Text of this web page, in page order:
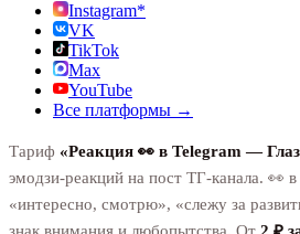
Instagram*
VK
TikTok
Max
YouTube
Все платформы →
Тариф «Реакция 👀 в Telegram —
эмодзи-реакций на пост ТГ-канала. 👀
«интересно, смотрю», «слежу за